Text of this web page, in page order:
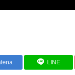
LINE